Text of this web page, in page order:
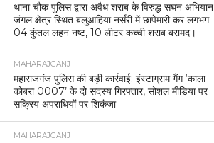
थाना चौक पुलिस द्वारा अवैध शराब के विरुद्ध सघन अभियान
जंगल क्षेत्र स्थित बलुआहिया नर्सरी में छापेमारी कर लगभग
04 कुंतल लहन नष्ट, 10 लीटर कच्ची शराब बरामद।
MAHARAJGANJ
महाराजगंज पुलिस की बड़ी कार्रवाई: इंस्टाग्राम गैंग ‘काला
कोबरा 0007’ के दो सदस्य गिरफ्तार, सोशल मीडिया पर
सक्रिय अपराधियों पर शिकंजा
MAHARAJGANJ